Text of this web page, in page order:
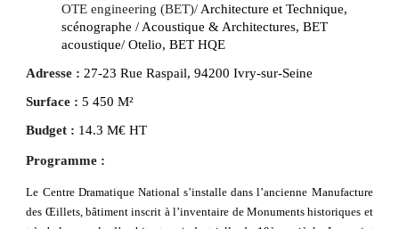
OTE engineering (BET)/Architecture et Technique,
scénographe / Acoustique & Architectures, BET
acoustique/ Otelio, BET HQE
Adresse : 27-23 Rue Raspail, 94200 Ivry-sur-Seine
Surface : 5 450 M²
Budget : 14.3 M€ HT
Programme :
Le Centre Dramatique National s’installe dans l’ancienne Manufacture
des Œillets, bâtiment inscrit à l’inventaire de Monuments historiques et